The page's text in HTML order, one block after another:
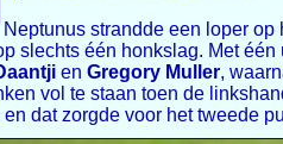
Neptunus strandde een loper
slechts één honkslag. Met één
en Gregory Muller,
vol te staan toen de
en dat zorgde voor het tweede